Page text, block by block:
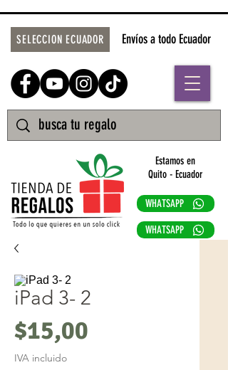
Envíos a todo Ecuador
Estamos en
Quito - Ecuador
WHATSAPP
WHATSAPP
SELECCION ECUADOR
iPad 3- 2
$15,00
IVA incluido